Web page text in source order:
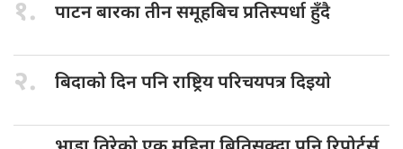
१. पाटन बारकातीन समूहबिच प्रतिस्पर्धा हुँदै
२. बिदाको दिनपनि राष्ट्रिय परिचयपत्र दिइयाे